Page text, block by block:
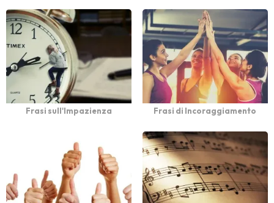
Frasi sull'Impazienza Frasi di Incoraggiamento